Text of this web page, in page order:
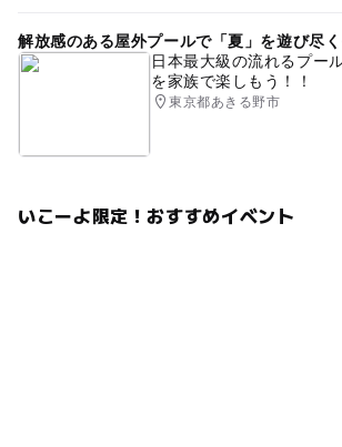
解放感のある屋外プールで「夏」を遊び尽く
日本最大級の流れるプー
を家族で楽しもう！！
東京都あきる野市
いこーよ限定！おすすめイベント